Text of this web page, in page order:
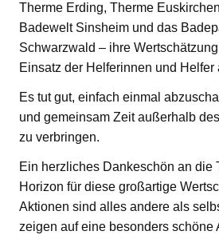
Therme Erding, Therme
Badewelt Sinsheim und das
Schwarzwald – ihre
Einsatz der Helferinnen und Helfer
Es tut gut, einfach einmal
und gemeinsam Zeit außerhalb
zu verbringen.
Ein herzliches Dankeschön an die
Horizon für diese großartige
Aktionen sind alles andere als
zeigen auf eine besonders schöne